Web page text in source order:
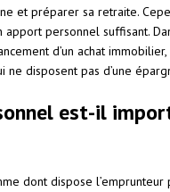
et préparer sa retraite.
personnel suffisant.
d’un achat
disposent pas d’une
est-il
dont dispose